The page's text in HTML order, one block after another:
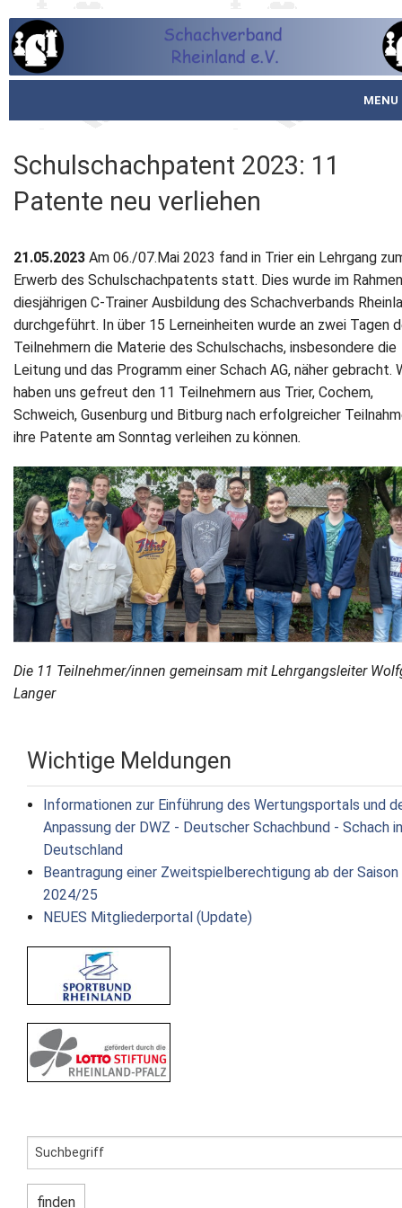
MENU
Schachjugend
Meistertafel
Fotos
Service
Newsletter
Kontakt
Impressum
Datenschutz
Schulschachpatent 2023: 11
Patente neu verliehen
21.05.2023 Am 06./07.Mai 2023 fand in Trier ein Lehrgang
Erwerb des Schulschachpatents statt. Dies wurde im
diesjährigen C-Trainer Ausbildung des Schachverbands
durchgeführt. In über 15 Lerneinheiten wurde an zwei Tagen
Teilnehmern die Materie des Schulschachs, insbesondere die
Leitung und das Programm einer Schach AG, näher gebracht.
haben uns gefreut den 11 Teilnehmern aus Trier, Cochem,
Schweich, Gusenburg und Bitburg nach erfolgreicher
ihre Patente am Sonntag verleihen zu können.
Die 11 Teilnehmer/innen gemeinsam mit Lehrgangsleiter
Langer
Wichtige Meldungen
Informationen zur Einführung des Wertungsportals und
Anpassung der DWZ - Deutscher Schachbund - Schach in
Deutschland
Beantragung einer Zweitspielberechtigung ab der Saison
2024/25
NEUES Mitgliederportal (Update)